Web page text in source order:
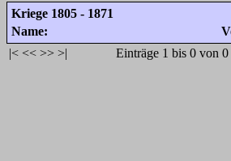
Kriege 1805 - 1871
Name:
|< << >> >| Einträge 1 bis 0 von 0